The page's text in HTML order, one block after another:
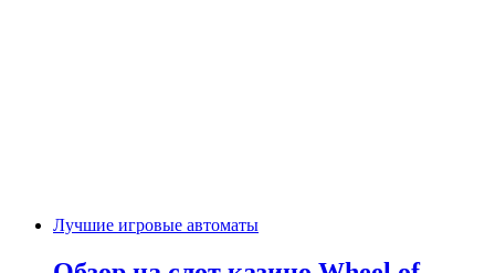
Лучшие игровые автоматы